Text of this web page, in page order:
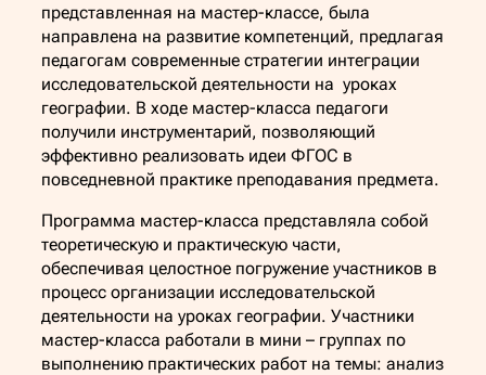
представленная на мастер-классе, была
направлена на развитие компетенций, предлагая
педагогам современные стратегии интеграции
исследовательской деятельности на уроках
географии. В ходе мастер-класса педагоги
получили инструментарий, позволяющий
эффективно реализовать идеи ФГОС в
повседневной практике преподавания предмета.
Программа мастер-класса представляла собой
теоретическую и практическую части,
обеспечивая целостное погружение участников в
процесс организации исследовательской
деятельности на уроках географии. Участники
мастер-класса работали в мини – группах по
выполнению практических работ на темы: анализ